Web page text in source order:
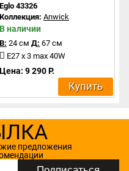
Eglo 43326
Коллекция: Anwick
В наличии
В: 24 см Д: 67 см
E27 x 3 max 40W
Цена: 9 290 Р.
Купить
предложения